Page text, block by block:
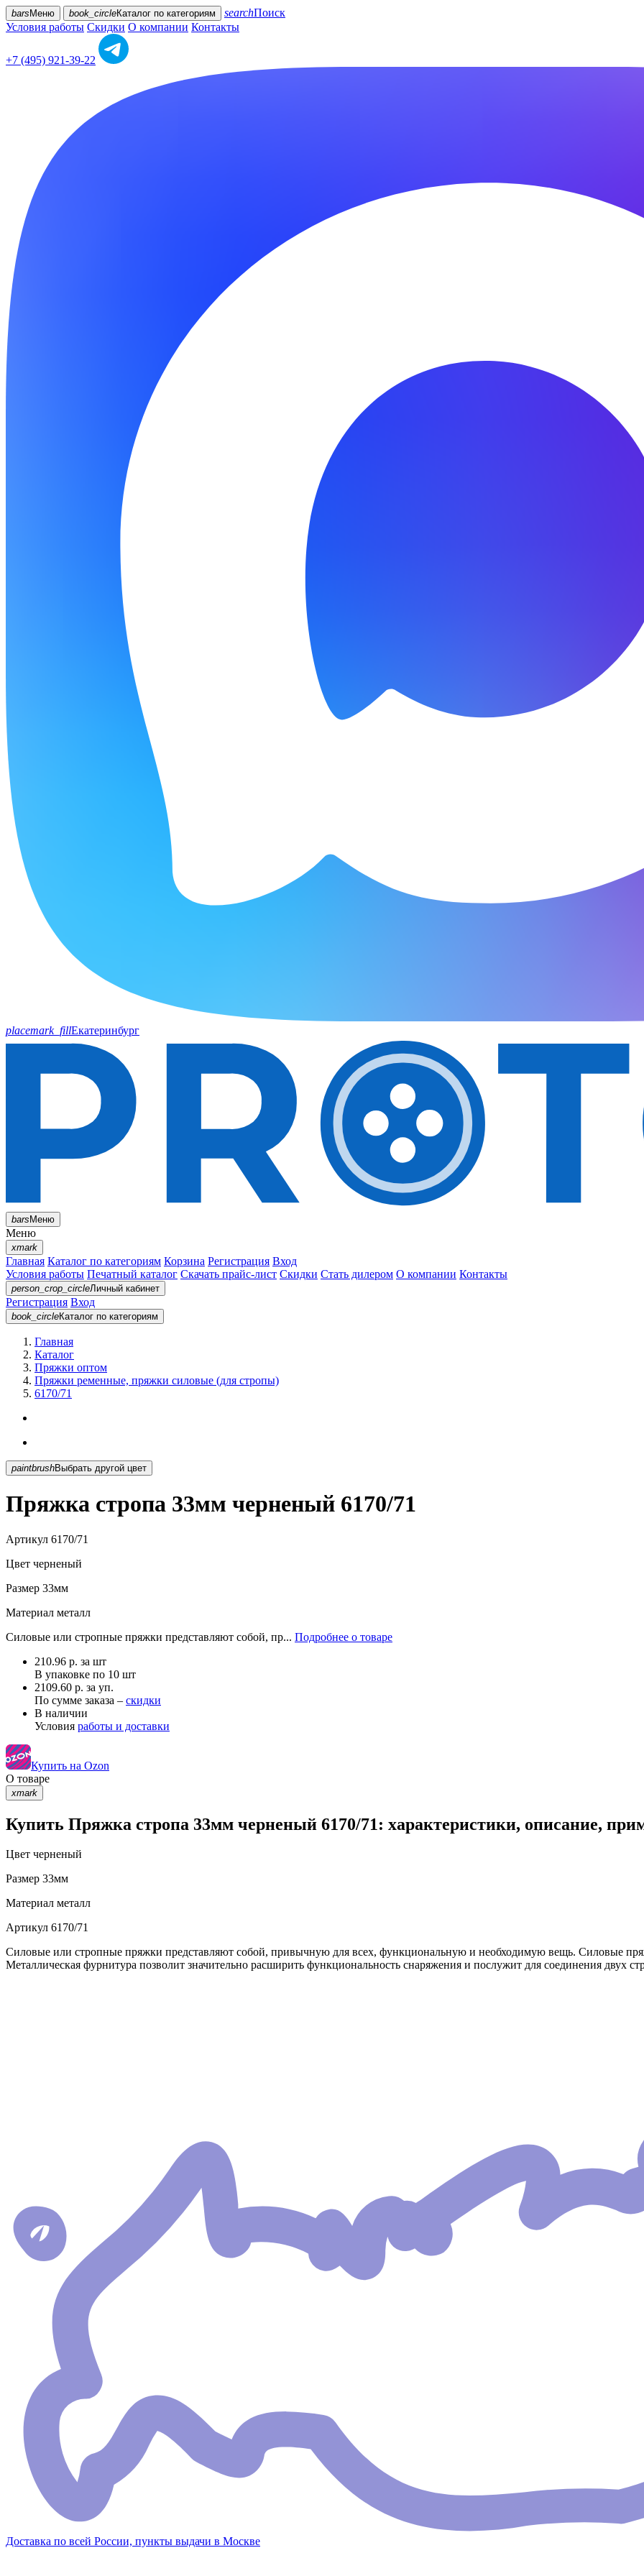
bars Меню book_circleКаталог по категориям searchПоиск
Условия работы Скидки О компании Контакты
+7 (495) 921-39-22
placemark_fillЕкатеринбург
barsМеню
Меню
xmark
Главная Каталог по категориям Корзина Регистрация Вход
Условия работы Печатный каталог Скачать прайс-лист Скидки Стать дилером О компании Контакты
person_crop_circleЛичный кабинет
Регистрация Вход
book_circleКаталог по категориям
Главная
Каталог
Пряжки оптом
Пряжки ременные, пряжки силовые (для стропы)
6170/71
paintbrush Выбрать другой цвет
Пряжка стропа 33мм черненый 6170/71
Артикул 6170/71
Цвет черненый
Размер 33мм
Материал металл
Силовые или стропные пряжки представляют собой, пр... Подробнее о товаре
210.96 р. за шт
В упаковке по 10 шт
2109.60 р. за уп.
По сумме заказа – скидки
В наличии
Условия работы и доставки
Купить на Ozon
О товаре
xmark
Купить Пряжка стропа 33мм черненый 6170/71: характеристики, описание,
Цвет черненый
Размер 33мм
Материал металл
Артикул 6170/71
Силовые или стропные пряжки представляют собой, привычную для всех, функциональную и необходимую вещь. Силовые
Металлическая фурнитура позволит значительно расширить функциональность снаряжения и послужит для соединения двух
Доставка по всей России, пункты выдачи в Москве